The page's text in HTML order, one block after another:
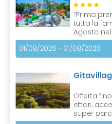
“Prima
tutta la
Agosto
01/08/2026 - 31/08/2026
Offerta
ettari,
super